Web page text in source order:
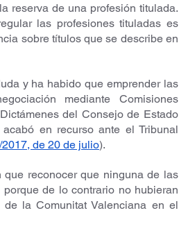
reserva de una profesión titulada.
las profesiones tituladas es
sobre títulos que se describe en
y ha habido que emprender las
mediante Comisiones
del Consejo de Estado
en recurso ante el Tribunal
de 20 de julio).
que reconocer que ninguna de las
de lo contrario no hubieran